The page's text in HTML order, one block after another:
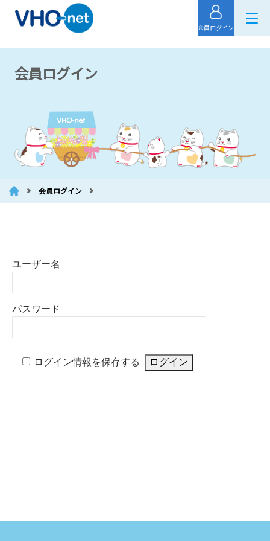
会員ログイン
会員ログイン
会員ログイン
ユーザー名
パスワード
ログイン情報を保存する